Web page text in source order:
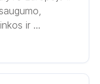
ir ...